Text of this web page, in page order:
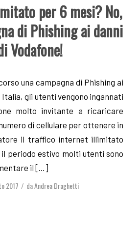
per 6 mesi? No,
di Phishing ai danni
Vodafone!
una campagna di Phishing ai
Italia, gli utenti vengono ingannati
molto invitante a ricaricare
di cellulare per ottenere in
il traffico internet illimitato
periodo estivo molti utenti sono
il […]
2017 / daAndrea Draghetti